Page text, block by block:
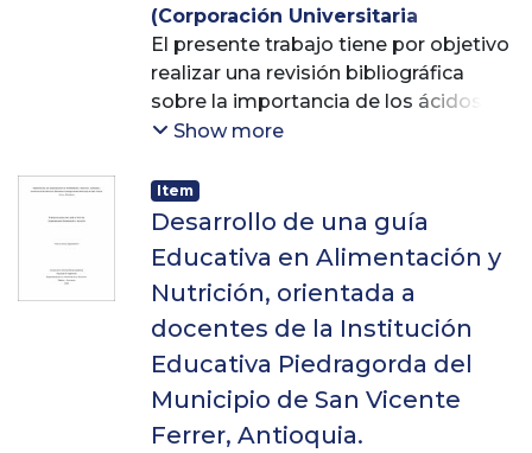
(Corporación Universitaria
Lasallista,2016)Descanse Vargas,
Andrés ;Cañas Ángel, Zoraida
El presente trabajo tiene por objetivo
realizar una revisión bibliográfica
sobre la importancia de los ácidos
grasos esenciales, docosahexaenoico
eicosapentaenoico (EPA, 20:5(n-3)),
en el desarrollo de las habilidades
cognitivas de los niños y la necesidad
de incorporación en los programas
de alimentación escolar del
municipio de Medellín.
El DHA y EPA son ácidos grasos
esenciales que forman parte de las
estructuras neurales, lo que los hace
fundamentales para el desarrollo del
Show more
Item
Desarrollo de una guía
Educativa en Alimentación y
Nutrición, orientada a
docentes de la Institución
Educativa Piedragorda del
Municipio de San Vicente
Ferrer, Antioquia.